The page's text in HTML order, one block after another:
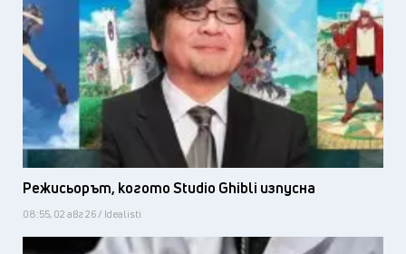
Режисьорът, когото Studio Ghibli изпусна
08:55, 02 авг 26 / Idealisti